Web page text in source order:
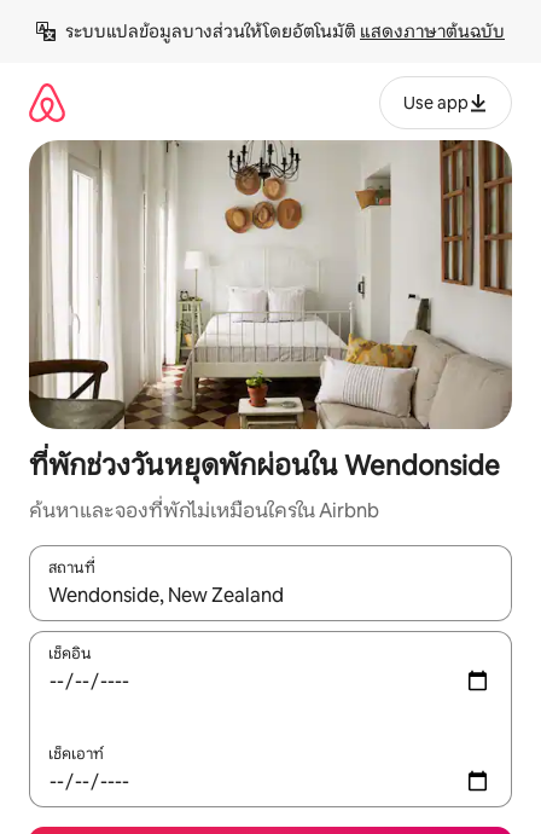
เนื้อหา
ระบบแปลข้อมูลบางส่วนให้โดยอัตโนมัติ แสดงภาษาต้นฉบับ
Use app
ที่พักช่วงวันหยุดพักผ่อนใน Wendonside
ค้นหาและจองที่พักไม่เหมือนใครใน Airbnb
สถานที่
ใช้ลูกศรขึ้นลง หรือใช้การสัมผัสหรือปัด เพื่อสำรวจผลการค้นหา
เช็คอิน
เช็คเอาท์